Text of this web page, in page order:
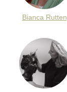
Bianca Rutten